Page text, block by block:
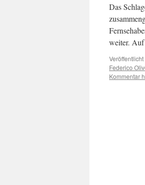
Das
weiter.
Federico
Kommentar